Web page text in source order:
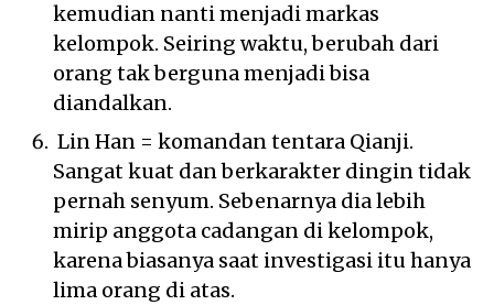
kemudian nanti menjadi markas
kelompok. Seiring waktu, berubah dari
orang tak berguna menjadi bisa
diandalkan.
Lin Han = komandan tentara Qianji.
Sangat kuat dan berkarakter dingin tidak
pernah senyum. Sebenarnya dia lebih
mirip anggota cadangan di kelompok,
karena biasanya saat investigasi itu hanya
lima orang di atas.